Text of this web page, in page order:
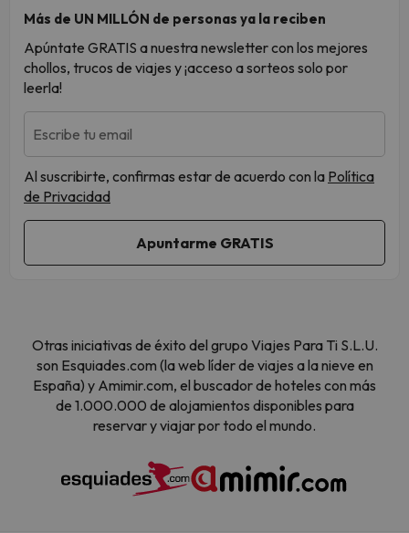
Más de UN MILLÓN de personas ya la reciben
Apúntate GRATIS a nuestra newsletter con los mejores
chollos, trucos de viajes y ¡acceso a sorteos solo por
leerla!
Escribe tu email
Al suscribirte, confirmas estar de acuerdo con la Política
de Privacidad
Otras iniciativas de éxito del grupo Viajes Para Ti S.L.U.
son Esquiades.com (la web líder de viajes a la nieve en
España) y Amimir.com, el buscador de hoteles con más
de 1.000.000 de alojamientos disponibles para
reservar y viajar por todo el mundo.